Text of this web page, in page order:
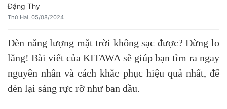
Đặng Thy
Thứ Hai, 05/08/2024
Đèn năng lượng mặt trời không sạc được? Đừng lo
lắng! Bài viết của KITAWA sẽ giúp bạn tìm ra ngay
nguyên nhân và cách khắc phục hiệu quả nhất, để
đèn lại sáng rực rỡ như ban đầu.